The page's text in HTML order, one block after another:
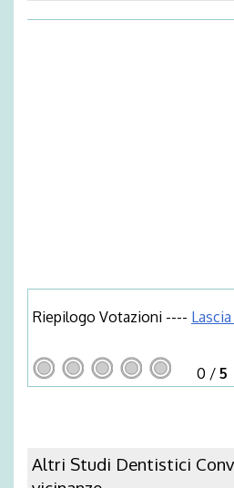
Riepilogo Votazioni ----
0 / 5
Altri Studi Dentistici